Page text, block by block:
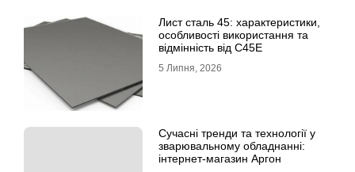
Лист сталь 45: характеристики,
особливості використання та
відмінність від C45E
5 Липня, 2026
Сучасні тренди та технології у
зварювальному обладнанні:
інтернет-магазин Аргон